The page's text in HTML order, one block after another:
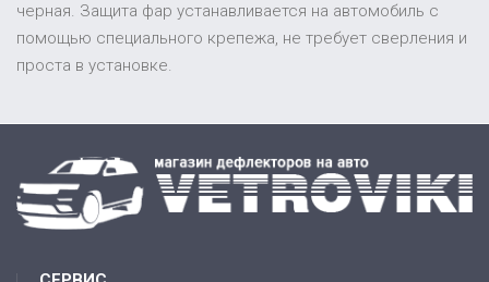
черная. Защита фар устанавливается на автомобиль с
помощью специального крепежа, не требует сверления и
проста в установке.